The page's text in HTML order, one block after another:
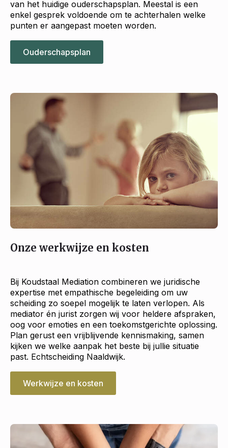
van het huidige ouderschapsplan. Meestal is een
enkel gesprek voldoende om te achterhalen welke
punten er aangepast moeten worden.
Ouderschapsplan
Onze werkwijze en kosten
Bij Koudstaal Mediation combineren we juridische
expertise met empathische begeleiding om uw
scheiding zo soepel mogelijk te laten verlopen. Als
mediator én jurist zorgen wij voor heldere afspraken,
oog voor emoties en een toekomstgerichte oplossing.
Plan gerust een vrijblijvende kennismaking, samen
kijken we welke aanpak het beste bij jullie situatie
past. Echtscheiding Naaldwijk.
Werkwijze en kosten